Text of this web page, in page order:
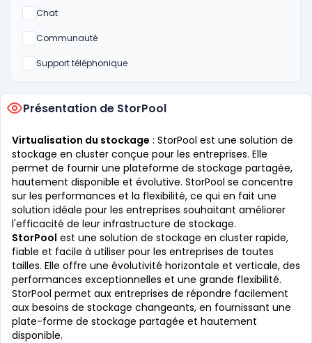
Chat
Non
Communauté
Non
Support téléphonique
Non
Présentation de StorPool
Virtualisation du stockage : StorPool est une solution de
stockage en cluster conçue pour les entreprises. Elle
permet de fournir une plateforme de stockage partagée,
hautement disponible et évolutive. StorPool se concentre
sur les performances et la flexibilité, ce qui en fait une
solution idéale pour les entreprises souhaitant améliorer
l'efficacité de leur infrastructure de stockage.
StorPool est une solution de stockage en cluster rapide,
fiable et facile à utiliser pour les entreprises de toutes
tailles. Elle offre une évolutivité horizontale et verticale, des
performances exceptionnelles et une grande flexibilité.
StorPool permet aux entreprises de répondre facilement
aux besoins de stockage changeants, en fournissant une
plate-forme de stockage partagée et hautement
disponible.